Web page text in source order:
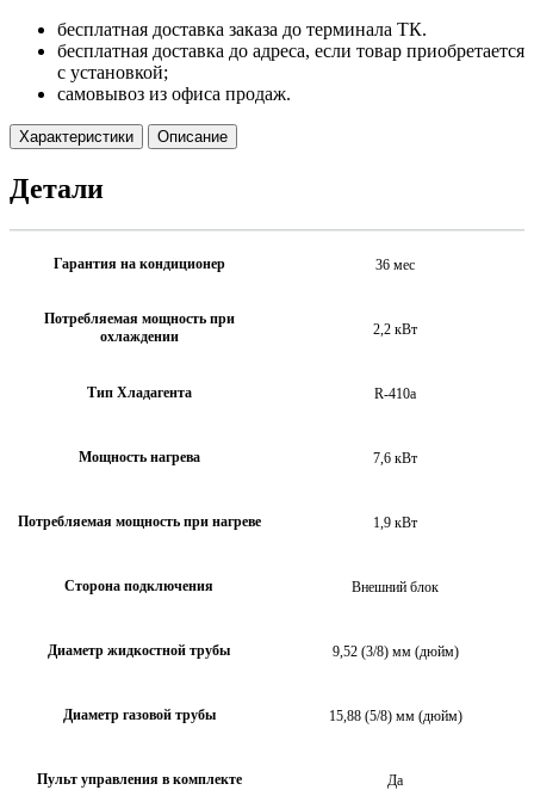
бесплатная доставка заказа до терминала ТК.
бесплатная доставка до адреса, если товар приобретается
с установкой;
самовывоз из офиса продаж.
Характеристики Описание
Детали
Гарантия на кондиционер 36 мес
Потребляемая мощность при
охлаждении
2,2 кВт
Тип Хладагента R-410a
Мощность нагрева 7,6 кВт
Потребляемая мощность при нагреве 1,9 кВт
Сторона подключения Внешний блок
Диаметр жидкостной трубы 9,52 (3/8) мм (дюйм)
Диаметр газовой трубы 15,88 (5/8) мм (дюйм)
Пульт управления в комплекте Да